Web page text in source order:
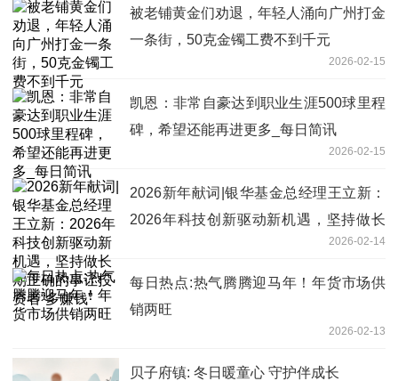
被老铺黄金们劝退，年轻人涌向广州打金
一条街，50克金镯工费不到千元
2026-02-15
凯恩：非常自豪达到职业生涯500球里程
碑，希望还能再进更多_每日简讯
2026-02-15
2026新年献词|银华基金总经理王立新：
2026年科技创新驱动新机遇，坚持做长
2026-02-14
每日热点:热气腾腾迎马年！年货市场供
销两旺
2026-02-13
贝子府镇: 冬日暖童心 守护伴成长